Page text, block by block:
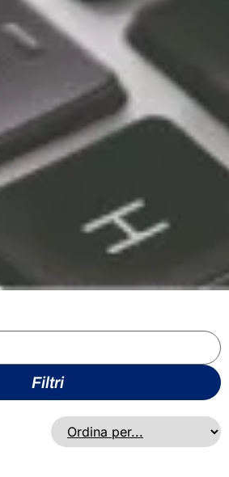
Filtri